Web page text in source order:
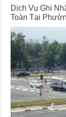
Dịch Vụ Ghi
Toàn Tại